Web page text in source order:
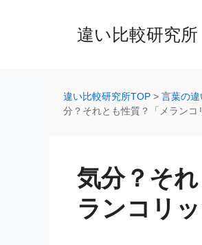
違い比較研究所
違い比較研究所TOP > 言葉の
分？それとも性質？「メラン
気分？そ
ランコリ